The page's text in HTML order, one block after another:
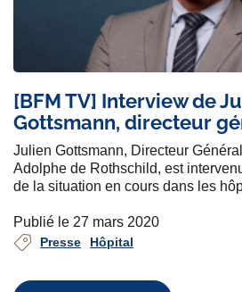
[BFM TV] Interview de
Gottsmann, directeur
Julien Gottsmann, Directeur
Adolphe de Rothschild, est
de la situation en cours dans les
Publié le 27 mars 2020
Presse Hôpital